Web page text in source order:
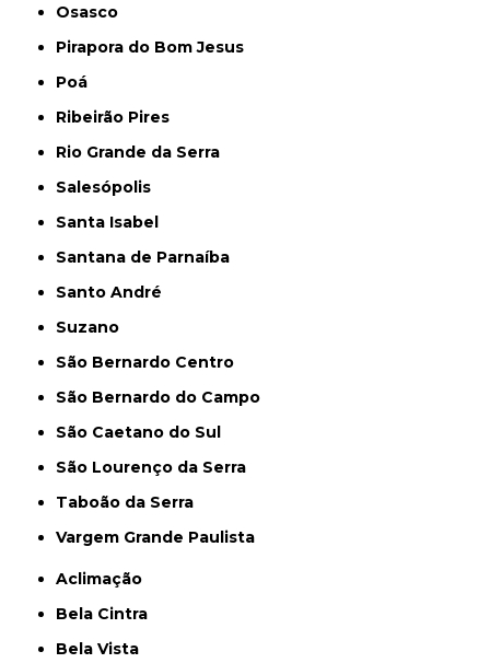
Osasco
Pirapora do Bom Jesus
Poá
Ribeirão Pires
Rio Grande da Serra
Salesópolis
Santa Isabel
Santana de Parnaíba
Santo André
Suzano
São Bernardo Centro
São Bernardo do Campo
São Caetano do Sul
São Lourenço da Serra
Taboão da Serra
Vargem Grande Paulista
Aclimação
Bela Cintra
Bela Vista